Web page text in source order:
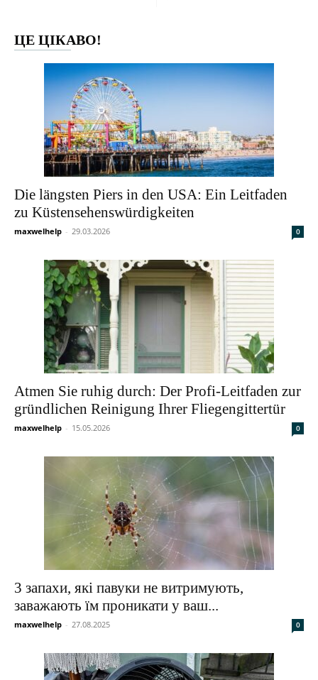
ЦЕ ЦІКАВО!
Die längsten Piers in den USA: Ein Leitfaden
zu Küstensehenswürdigkeiten
maxwelhelp - 29.03.2026 0
Atmen Sie ruhig durch: Der Profi-Leitfaden zur
gründlichen Reinigung Ihrer Fliegengittertür
maxwelhelp - 15.05.2026 0
3 запахи, які павуки не витримують,
заважають їм проникати у ваш...
maxwelhelp - 27.08.2025 0